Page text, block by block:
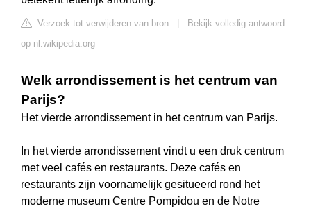
Verzoek tot verwijderen van bron
Bekijk volledig antwoord
op nl.wikipedia.org
Welk arrondissement is het centrum van
Parijs?
Het vierde arrondissement in het centrum van Parijs.
In het vierde arrondissement vindt u een druk centrum
met veel cafés en restaurants. Deze cafés en
restaurants zijn voornamelijk gesitueerd rond het
moderne museum Centre Pompidou en de Notre